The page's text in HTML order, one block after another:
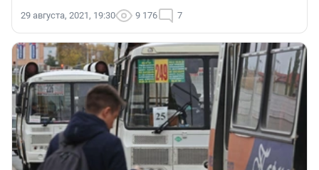
29 августа, 2021, 19:30 9 176 7